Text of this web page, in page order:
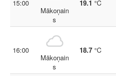
15:00
Mākoņain
s
19.1 °C
16:00
Mākoņain
s
18.7 °C